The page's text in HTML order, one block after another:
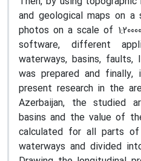
and geological maps on a
photos on a scale of
software, different
waterways, basins,
was prepared and
present research in the
Azerbaijan, the studied
basins and the value of
calculated for all parts
waterways and divided